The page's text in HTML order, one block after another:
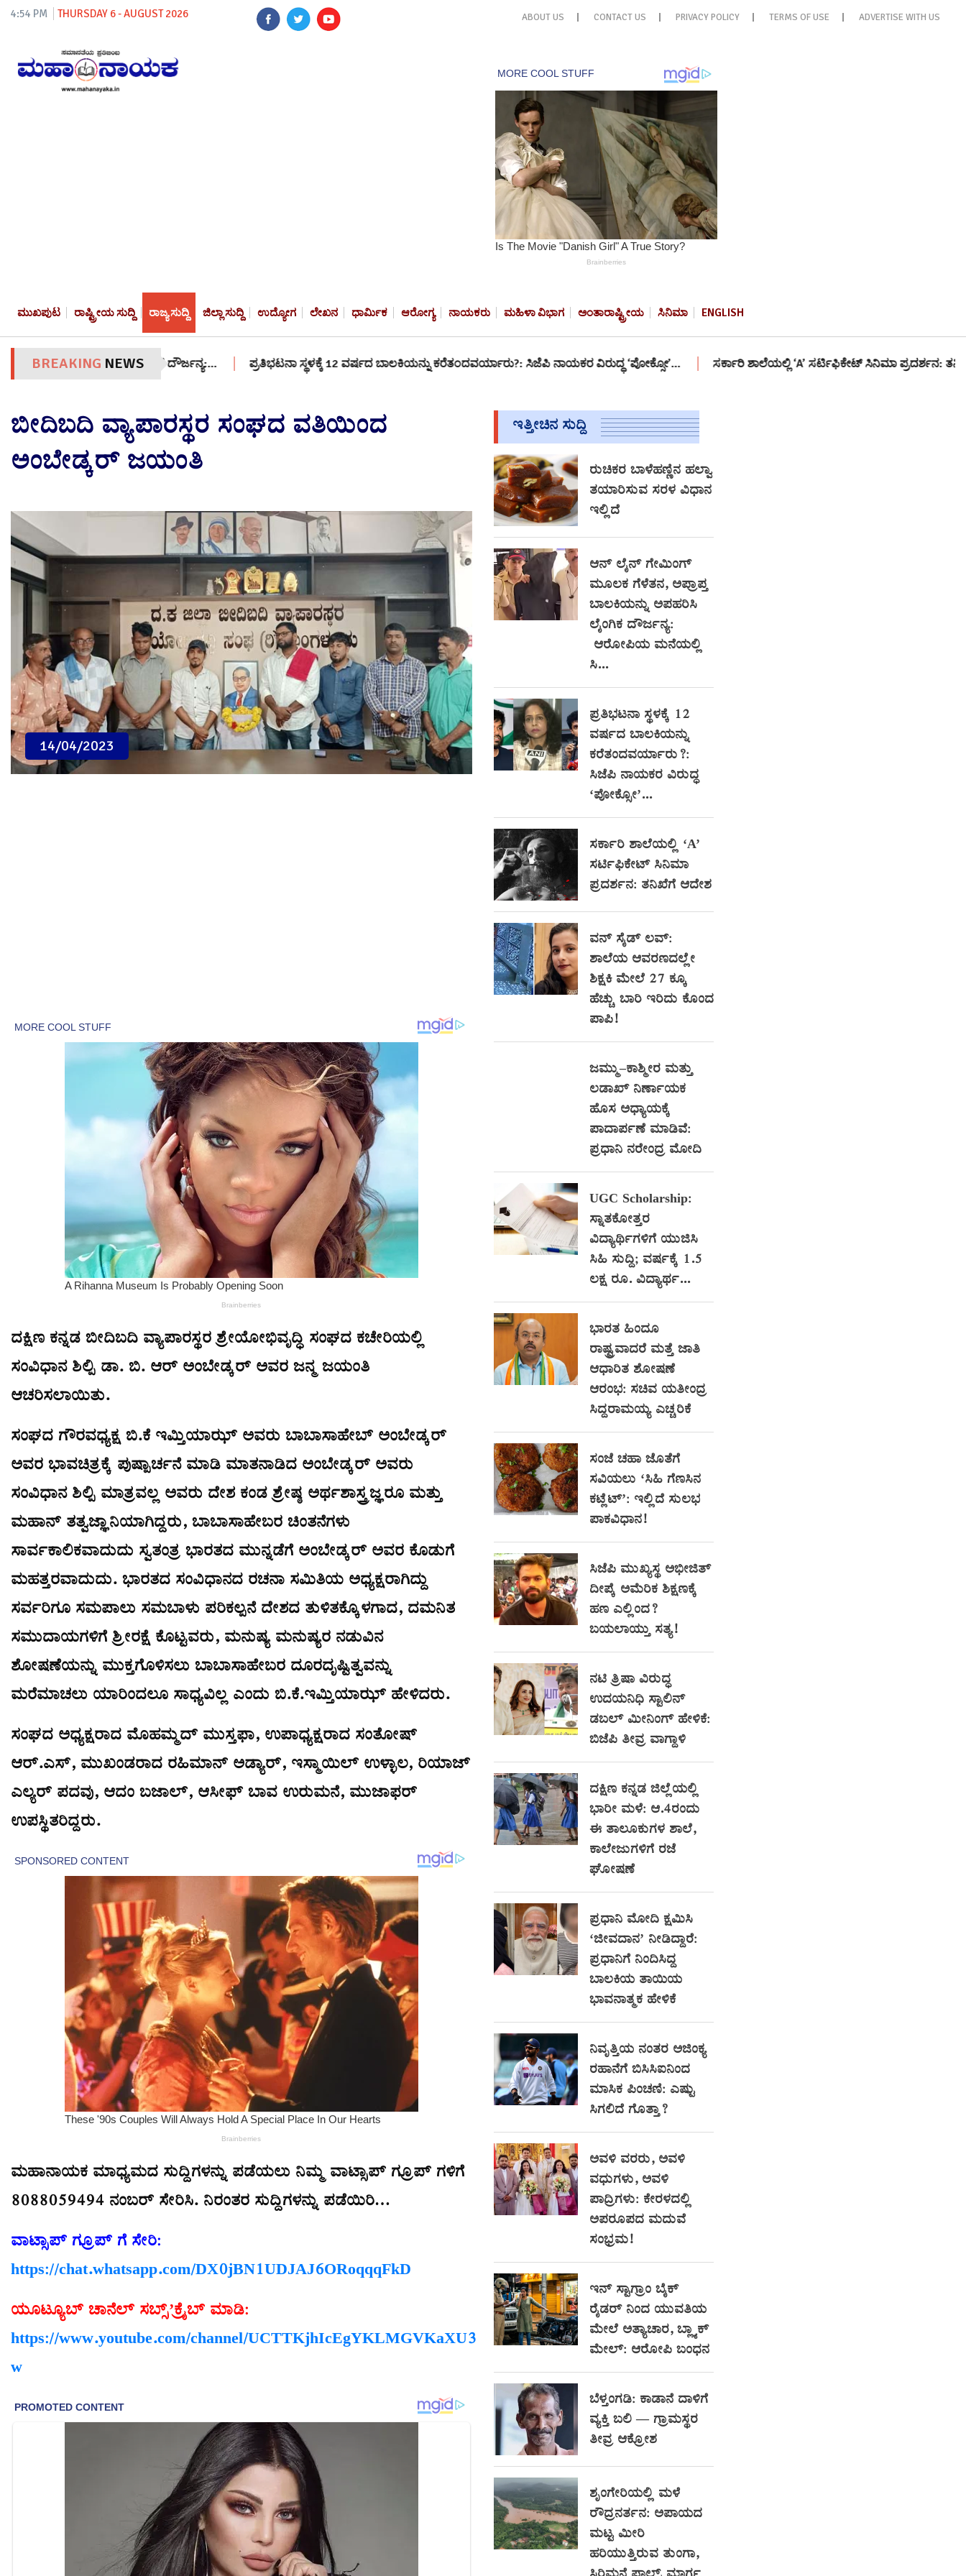
4:54 PM THURSDAY 6 - AUGUST 2026 ABOUT US CONTACT US PRIVACY POLICY TERMS OF USE ADVERTISE WITH US
ಮುಖಪುಟ ರಾಷ್ಟ್ರೀಯ ಸುದ್ದಿ ರಾಜ್ಯ ಸುದ್ದಿ ಜಿಲ್ಲಾ ಸುದ್ದಿ ಉದ್ಯೋಗ ಲೇಖನ ಧಾರ್ಮಿಕ ಆರೋಗ್ಯ ನಾಯಕರು ಮಹಿಳಾ ವಿಭಾಗ ಅಂತಾರಾಷ್ಟ್ರೀಯ ಸಿನಿಮಾ ENGLISH
BREAKING NEWS
ಅಪಹರಿಸಿ ಲೈಂಗಿಕ ದೌರ್ಜನ್ಯ:… ಪ್ರತಿಭಟನಾ ಸ್ಥಳಕ್ಕೆ 12 ವರ್ಷದ ಬಾಲಕಿಯನ್ನು ಕರೆತಂದವರ್ಯಾರು?: ಸಿಜೆಪಿ ನಾಯಕರ ವಿರುದ್ಧ ‘ಪೋಕ್ಸೋ’… ಸರ್ಕಾರಿ ಶಾಲೆಯಲ್ಲಿ ‘A’ ಸರ್ಟಿಫಿಕೇಟ್ ಸಿನಿಮಾ ಪ್ರದರ್ಶನ: ತನಿಖೆಗೆ ಆದೇಶ
ಬೀದಿಬದಿ ವ್ಯಾಪಾರಸ್ಥರ ಸಂಘದ ವತಿಯಿಂದ
ಅಂಬೇಡ್ಕರ್ ಜಯಂತಿ
14/04/2023
ದಕ್ಷಿಣ ಕನ್ನಡ ಬೀದಿಬದಿ ವ್ಯಾಪಾರಸ್ಥರ ಶ್ರೇಯೋಭಿವೃದ್ಧಿ ಸಂಘದ ಕಚೇರಿಯಲ್ಲಿ
ಸಂವಿಧಾನ ಶಿಲ್ಪಿ ಡಾ. ಬಿ. ಆರ್ ಅಂಬೇಡ್ಕರ್ ಅವರ ಜನ್ಮ ಜಯಂತಿ
ಆಚರಿಸಲಾಯಿತು.
ಸಂಘದ ಗೌರವಧ್ಯಕ್ಷ ಬಿ.ಕೆ ಇಮ್ತಿಯಾಝ್ ಅವರು ಬಾಬಾಸಾಹೇಬ್ ಅಂಬೇಡ್ಕರ್
ಅವರ ಭಾವಚಿತ್ರಕ್ಕೆ ಪುಷ್ಪಾರ್ಚನೆ ಮಾಡಿ ಮಾತನಾಡಿದ ಅಂಬೇಡ್ಕರ್ ಅವರು
ಸಂವಿಧಾನ ಶಿಲ್ಪಿ ಮಾತ್ರವಲ್ಲ ಅವರು ದೇಶ ಕಂಡ ಶ್ರೇಷ್ಠ ಅರ್ಥಶಾಸ್ತ್ರಜ್ಞರೂ ಮತ್ತು
ಮಹಾನ್ ತತ್ವಜ್ಞಾನಿಯಾಗಿದ್ದರು, ಬಾಬಾಸಾಹೇಬರ ಚಿಂತನೆಗಳು
ಸಾರ್ವಕಾಲಿಕವಾದುದು ಸ್ವತಂತ್ರ ಭಾರತದ ಮುನ್ನಡೆಗೆ ಅಂಬೇಡ್ಕರ್ ಅವರ ಕೊಡುಗೆ
ಮಹತ್ತರವಾದುದು. ಭಾರತದ ಸಂವಿಧಾನದ ರಚನಾ ಸಮಿತಿಯ ಅಧ್ಯಕ್ಷರಾಗಿದ್ದು
ಸರ್ವರಿಗೂ ಸಮಪಾಲು ಸಮಬಾಳು ಪರಿಕಲ್ಪನೆ ದೇಶದ ತುಳಿತಕ್ಕೊಳಗಾದ, ದಮನಿತ
ಸಮುದಾಯಗಳಿಗೆ ಶ್ರೀರಕ್ಷೆ ಕೊಟ್ಟವರು, ಮನುಷ್ಯ ಮನುಷ್ಯರ ನಡುವಿನ
ಶೋಷಣೆಯನ್ನು ಮುಕ್ತಗೊಳಿಸಲು ಬಾಬಾಸಾಹೇಬರ ದೂರದೃಷ್ಟಿತ್ವವನ್ನು
ಮರೆಮಾಚಲು ಯಾರಿಂದಲೂ ಸಾಧ್ಯವಿಲ್ಲ ಎಂದು ಬಿ.ಕೆ.ಇಮ್ತಿಯಾಝ್ ಹೇಳಿದರು.
ಸಂಘದ ಅಧ್ಯಕ್ಷರಾದ ಮೊಹಮ್ಮದ್ ಮುಸ್ತಫಾ, ಉಪಾಧ್ಯಕ್ಷರಾದ ಸಂತೋಷ್
ಆರ್.ಎಸ್, ಮುಖಂಡರಾದ ರಹಿಮಾನ್ ಅಡ್ಯಾರ್, ಇಸ್ಮಾಯಿಲ್ ಉಳ್ಳಾಲ, ರಿಯಾಜ್
ಎಲ್ಯರ್ ಪದವು, ಆದಂ ಬಜಾಲ್, ಆಸೀಫ್ ಬಾವ ಉರುಮನೆ, ಮುಜಾಫರ್
ಉಪಸ್ಥಿತರಿದ್ದರು.
ಮಹಾನಾಯಕ ಮಾಧ್ಯಮದ ಸುದ್ದಿಗಳನ್ನು ಪಡೆಯಲು ನಿಮ್ಮ ವಾಟ್ಸಾಪ್ ಗ್ರೂಪ್ ಗಳಿಗೆ
8088059494 ನಂಬರ್ ಸೇರಿಸಿ. ನಿರಂತರ ಸುದ್ದಿಗಳನ್ನು ಪಡೆಯಿರಿ…
ವಾಟ್ಸಾಪ್ ಗ್ರೂಪ್ ಗೆ ಸೇರಿ:
https://chat.whatsapp.com/DX0jBN1UDJAJ6ORoqqqFkD
ಯೂಟ್ಯೂಬ್ಚಾನೆಲ್ ಸಬ್ಸ್’ಕ್ರೈಬ್ ಮಾಡಿ:
https://www.youtube.com/channel/UCTTKjhIcEgYKLMGVKaXU3-
w
ಇತ್ತೀಚಿನ ಸುದ್ದಿ
ರುಚಿಕರ ಬಾಳೆಹಣ್ಣಿನ ಹಲ್ವಾ
ತಯಾರಿಸುವ ಸರಳ ವಿಧಾನ
ಇಲ್ಲಿದೆ
ಆನ್‌ ಲೈನ್ ಗೇಮಿಂಗ್‌
ಮೂಲಕ ಗೆಳೆತನ, ಅಪ್ರಾಪ್ತ
ಬಾಲಕಿಯನ್ನು ಅಪಹರಿಸಿ
ಲೈಂಗಿಕ ದೌರ್ಜನ್ಯ:
ಆರೋಪಿಯ ಮನೆಯಲ್ಲಿ
ಸಿ...
ಪ್ರತಿಭಟನಾ ಸ್ಥಳಕ್ಕೆ 12
ವರ್ಷದ ಬಾಲಕಿಯನ್ನು
ಕರೆತಂದವರ್ಯಾರು?:
ಸಿಜೆಪಿ ನಾಯಕರ ವಿರುದ್ಧ
‘ಪೋಕ್ಸೋ’...
ಸರ್ಕಾರಿ ಶಾಲೆಯಲ್ಲಿ ‘A’
ಸರ್ಟಿಫಿಕೇಟ್ ಸಿನಿಮಾ
ಪ್ರದರ್ಶನ: ತನಿಖೆಗೆ ಆದೇಶ
ವನ್ ಸೈಡ್ ಲವ್:
ಶಾಲೆಯ ಆವರಣದಲ್ಲೇ
ಶಿಕ್ಷಕಿ ಮೇಲೆ 27 ಕ್ಕೂ
ಹೆಚ್ಚು ಬಾರಿ ಇರಿದು ಕೊಂದ
ಪಾಪಿ!
ಜಮ್ಮು–ಕಾಶ್ಮೀರ ಮತ್ತು
ಲಡಾಖ್ ನಿರ್ಣಾಯಕ
ಹೊಸ ಅಧ್ಯಾಯಕ್ಕೆ
ಪಾದಾರ್ಪಣೆ ಮಾಡಿವೆ:
ಪ್ರಧಾನಿ ನರೇಂದ್ರ ಮೋದಿ
UGC Scholarship:
ಸ್ನಾತಕೋತ್ತರ
ವಿದ್ಯಾರ್ಥಿಗಳಿಗೆ ಯುಜಿಸಿ
ಸಿಹಿ ಸುದ್ದಿ; ವರ್ಷಕ್ಕೆ 1.5
ಲಕ್ಷ ರೂ. ವಿದ್ಯಾರ್ಥ...
ಭಾರತ ಹಿಂದೂ
ರಾಷ್ಟ್ರವಾದರೆ ಮತ್ತೆ ಜಾತಿ
ಆಧಾರಿತ ಶೋಷಣೆ
ಆರಂಭ: ಸಚಿವ ಯತೀಂದ್ರ
ಸಿದ್ದರಾಮಯ್ಯ ಎಚ್ಚರಿಕೆ
ಸಂಜೆ ಚಹಾ ಜೊತೆಗೆ
ಸವಿಯಲು ‘ಸಿಹಿ ಗೆಣಸಿನ
ಕಟ್ಲೆಟ್’: ಇಲ್ಲಿದೆ ಸುಲಭ
ಪಾಕವಿಧಾನ!
ಸಿಜೆಪಿ ಮುಖ್ಯಸ್ಥ ಅಭೀಜಿತ್
ದೀಪ್ಕೆ ಅಮೆರಿಕ ಶಿಕ್ಷಣಕ್ಕೆ
ಹಣ ಎಲ್ಲಿಂದ?
ಬಯಲಾಯ್ತು ಸತ್ಯ!
ನಟಿ ತ್ರಿಷಾ ವಿರುದ್ಧ
ಉದಯನಿಧಿ ಸ್ಟಾಲಿನ್
ಡಬಲ್ ಮೀನಿಂಗ್ ಹೇಳಿಕೆ:
ಬಿಜೆಪಿ ತೀವ್ರ ವಾಗ್ದಾಳಿ
ದಕ್ಷಿಣ ಕನ್ನಡ ಜಿಲ್ಲೆಯಲ್ಲಿ
ಭಾರೀ ಮಳೆ: ಆ.4ರಂದು
ಈ ತಾಲೂಕುಗಳ ಶಾಲೆ,
ಕಾಲೇಜುಗಳಿಗೆ ರಜೆ
ಘೋಷಣೆ
ಪ್ರಧಾನಿ ಮೋದಿ ಕ್ಷಮಿಸಿ
‘ಜೀವದಾನ’ ನೀಡಿದ್ದಾರೆ:
ಪ್ರಧಾನಿಗೆ ನಿಂದಿಸಿದ್ದ
ಬಾಲಕಿಯ ತಾಯಿಯ
ಭಾವನಾತ್ಮಕ ಹೇಳಿಕೆ
ನಿವೃತ್ತಿಯ ನಂತರ ಅಜಿಂಕ್ಯ
ರಹಾನೆಗೆ ಬಿಸಿಸಿಐನಿಂದ
ಮಾಸಿಕ ಪಿಂಚಣಿ: ಎಷ್ಟು
ಸಿಗಲಿದೆ ಗೊತ್ತಾ?
ಅವಳಿ ವರರು, ಅವಳಿ
ವಧುಗಳು, ಅವಳಿ
ಪಾದ್ರಿಗಳು: ಕೇರಳದಲ್ಲಿ
ಅಪರೂಪದ ಮದುವೆ
ಸಂಭ್ರಮ!
ಇನ್ ಸ್ಟಾಗ್ರಾಂ ಬೈಕ್
ರೈಡರ್ ನಿಂದ ಯುವತಿಯ
ಮೇಲೆ ಅತ್ಯಾಚಾರ, ಬ್ಲ್ಯಾಕ್
ಮೇಲ್: ಆರೋಪಿ ಬಂಧನ
ಬೆಳ್ತಂಗಡಿ: ಕಾಡಾನೆ ದಾಳಿಗೆ
ವ್ಯಕ್ತಿ ಬಲಿ — ಗ್ರಾಮಸ್ಥರ
ತೀವ್ರ ಆಕ್ರೋಶ
ಶೃಂಗೇರಿಯಲ್ಲಿ ಮಳೆ
ರೌದ್ರನರ್ತನ: ಅಪಾಯದ
ಮಟ್ಟ ಮೀರಿ
ಹರಿಯುತ್ತಿರುವ ತುಂಗಾ,